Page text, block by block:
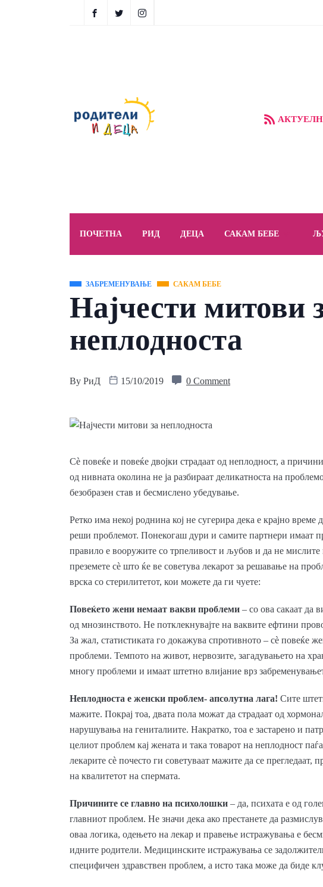
ПОЧЕТНА РИД ДЕЦА САКАМ БЕБЕ
ЗАБРЕМЕНУВАЊЕ САКАМ БЕБЕ
Најчести митови
неплодноста
By РиД 15/10/2019 0 Comment
Сè повеќе и повеќе двојки страдаат од неплодност, а
од нивната околина не ја разбираат деликатноста на
безобразен став и бесмислено убедување.
Ретко има некој роднина кој не сугерира дека е крајно време
реши проблемот. Понекогаш дури и самите партнери имаат
правило е вооружите со трпеливост и љубов и да не мислите
преземете сè што ќе ве советува лекарот за решавање на
врска со стерилитетот, кои можете да ги чуете:
Повеќето жени немаат вакви проблеми – со ова сакаат да
од мнозинството. Не потклекнувајте на ваквите ефтини
За жал, статистиката го докажува спротивното – сè повеќе
проблеми. Темпото на живот, нервозите, загадувањето на
многу проблеми и имаат штетно влијание врз
Неплодноста е женски проблем- апсолутна лага! Сите
мажите. Покрај тоа, двата пола можат да страдаат од
нарушувања на гениталиите. Накратко, тоа е застарено и
целиот проблем кај жената и така товарот на неплодност
лекарите сè почесто ги советуваат мажите да се прегледаат,
на квалитетот на спермата.
Причините се главно на психолошки – да, психата е од
главниот проблем. Не значи дека ако престанете да
оваа логика, одењето на лекар и правење истражувања е
идните родители. Медицинските истражувања се
специфичен здравствен проблем, а исто така може да биде